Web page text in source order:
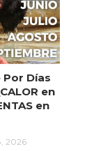
Por Días
en
en
2026